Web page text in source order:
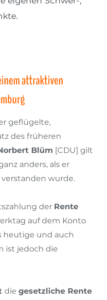
attraktiven
geflügelte,
des früheren
Blüm [CDU] gilt
anders, als er
wurde.
der Rente
auf dem Konto
heutige und auch
ist jedoch die
die gesetzliche Rente